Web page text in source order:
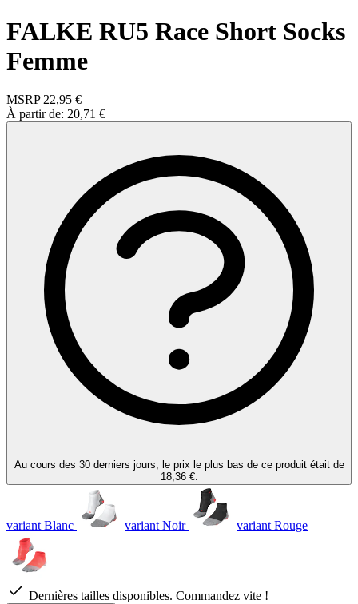
FALKE RU5 Race Short Socks
Femme
MSRP 22,95 €
À partir de: 20,71 €
Au cours des 30 derniers jours, le prix le plus bas de ce produit était de
18,36 €.
variant Blanc variant Noir variant Rouge
Dernières tailles disponibles. Commandez vite !